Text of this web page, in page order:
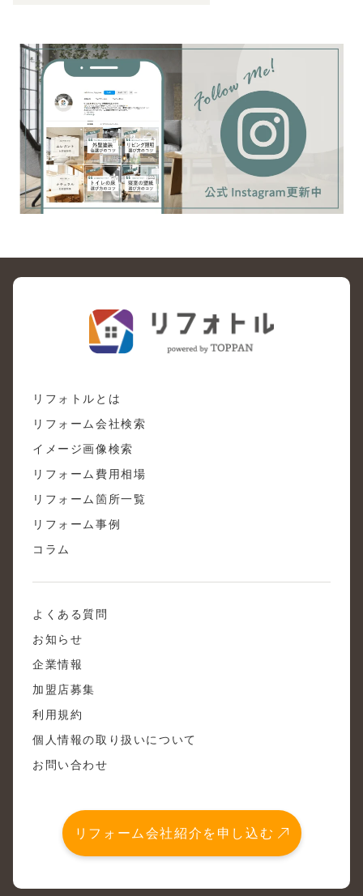
リフォトルとは
リフォーム会社検索
イメージ画像検索
リフォーム費用相場
リフォーム箇所一覧
リフォーム事例
コラム
よくある質問
お知らせ
企業情報
加盟店募集
利用規約
個人情報の取り扱いについて
お問い合わせ
リフォーム会社紹介を申し込む